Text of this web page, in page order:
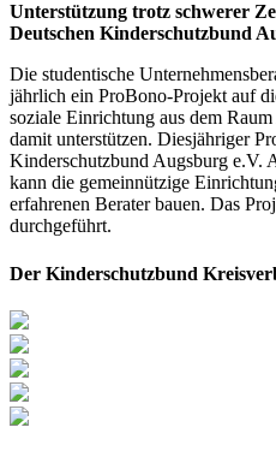
Unterstützung trotz schwerer
Deutschen Kinderschutzbund
Die studentische
jährlich ein ProBono-Projekt auf
soziale Einrichtung aus dem
damit unterstützen. Diesjähriger
Kinderschutzbund Augsburg e.V.
kann die gemeinnützige
erfahrenen Berater bauen. Das
durchgeführt.
Der Kinderschutzbund